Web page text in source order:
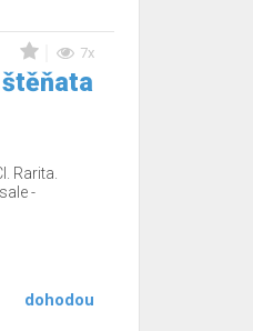
7x
Rarita.
-
dohodou